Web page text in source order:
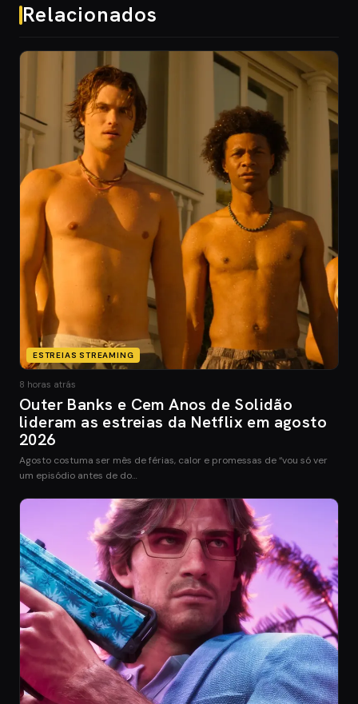
Relacionados
ESTREIAS STREAMING
8 horas atrás
Outer Banks e Cem Anos de Solidão
lideram as estreias da Netflix em agosto
2026
Agosto costuma ser mês de férias, calor e promessas de “vou só ver
um episódio antes de do…